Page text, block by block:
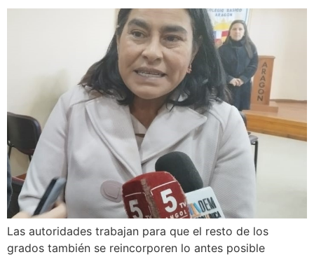
Las autoridades trabajan para que el resto de los
grados también se reincorporen lo antes posible